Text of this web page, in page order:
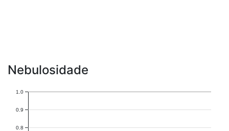
Nebulosidade
0.8
0.9
1.0